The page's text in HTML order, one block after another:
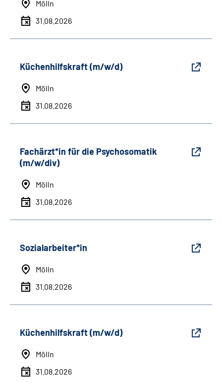
Mölln
31.08.2026
Küchenhilfskraft (m/w/d)
Mölln
31.08.2026
Fachärzt*in für die Psychosomatik
(m/w/div)
Mölln
31.08.2026
Sozialarbeiter*in
Mölln
31.08.2026
Küchenhilfskraft (m/w/d)
Mölln
31.08.2026